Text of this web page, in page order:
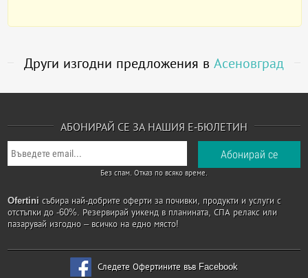
Други изгодни предложения в Асеновград
АБОНИРАЙ СЕ ЗА НАШИЯ Е-БЮЛЕТИН
Без спам. Отказ по всяко време.
Ofertini събира най-добрите оферти за почивки, продукти и услуги с
отстъпки до -60%. Резервирай уикенд в планината, СПА релакс или
пазарувай изгодно – всичко на едно място!
Следете Офертините във Facebook